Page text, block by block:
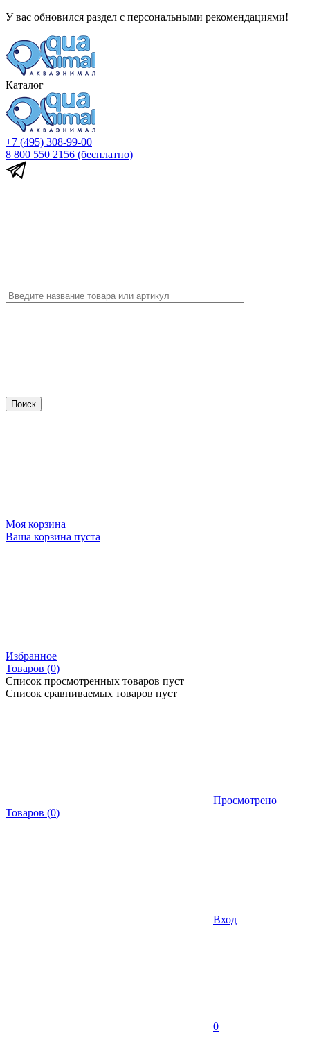
У вас обновился раздел с персональными рекомендациями!
Каталог
+7 (495) 308-99-00
8 800 550 2156 (бесплатно)
Моя корзина
Ваша корзина пуста
Избранное
Товаров (0)
Список просмотренных товаров пуст
Список сравниваемых товаров пуст
Просмотрено
Товаров (0)
Вход
0